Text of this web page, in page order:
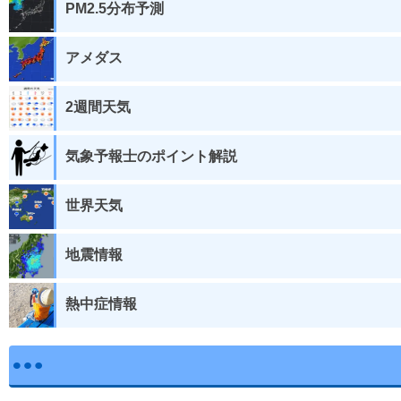
PM2.5分布予測
アメダス
2週間天気
気象予報士のポイント解説
世界天気
地震情報
熱中症情報